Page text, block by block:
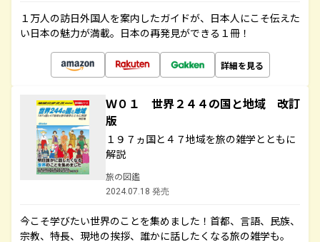
１万人の訪日外国人を案内したガイドが、日本人にこそ伝えた
い日本の魅力が満載。日本の再発見ができる１冊！
詳細を見る
Ｗ０１ 世界２４４の国と地域 改訂
版
１９７ヵ国と４７地域を旅の雑学とともに
解説
旅の図鑑
2024.07.18 発売
今こそ学びたい世界のことを集めました！首都、言語、民族、
宗教、特長、現地の挨拶、誰かに話したくなる旅の雑学も。